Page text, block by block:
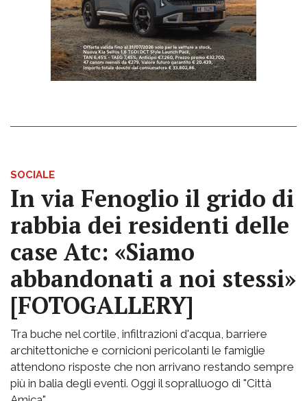
SOCIALE
In via Fenoglio il grido di
rabbia dei residenti delle
case Atc: «Siamo
abbandonati a noi stessi»
[FOTOGALLERY]
Tra buche nel cortile, infiltrazioni d'acqua, barriere
architettoniche e cornicioni pericolanti le famiglie
attendono risposte che non arrivano restando sempre
più in balia degli eventi. Oggi il sopralluogo di "Città